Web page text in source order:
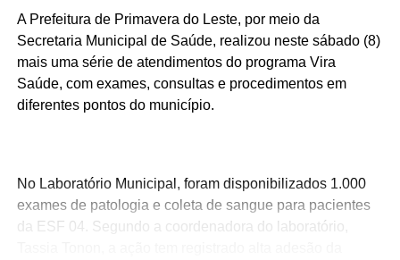
A Prefeitura de Primavera do Leste, por meio da
Secretaria Municipal de Saúde, realizou neste sábado (8)
mais uma série de atendimentos do programa Vira
Saúde, com exames, consultas e procedimentos em
diferentes pontos do município.
No Laboratório Municipal, foram disponibilizados 1.000
exames de patologia e coleta de sangue para pacientes
da ESF 04. Segundo a coordenadora do laboratório,